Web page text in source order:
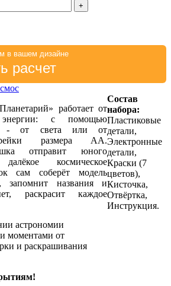
+
в вашем дизайне
расчет
работает от
энергии: с помощью
- от света или от
размера AA.
отправит юного
космическое
сам соберёт модель
запомнит названия и
раскрасит каждое
астрономии
моментами от
и раскрашивания
Состав
набора:
Пластиковые
детали,
Электронные
детали,
Краски (7
цветов),
Кисточка,
Отвёртка,
Инструкция.